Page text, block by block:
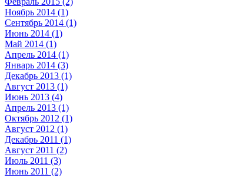
Ноябрь 2014 (1)
Сентябрь 2014 (1)
Июнь 2014 (1)
Май 2014 (1)
Апрель 2014 (1)
Январь 2014 (3)
Декабрь 2013 (1)
Август 2013 (1)
Июнь 2013 (4)
Апрель 2013 (1)
Октябрь 2012 (1)
Август 2012 (1)
Декабрь 2011 (1)
Август 2011 (2)
Июль 2011 (3)
Июнь 2011 (2)